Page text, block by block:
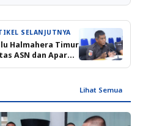
SELANJUTNYA
Halmahera Timur
ASN dan Aparat,
Pidana Menanti
Lihat Semua